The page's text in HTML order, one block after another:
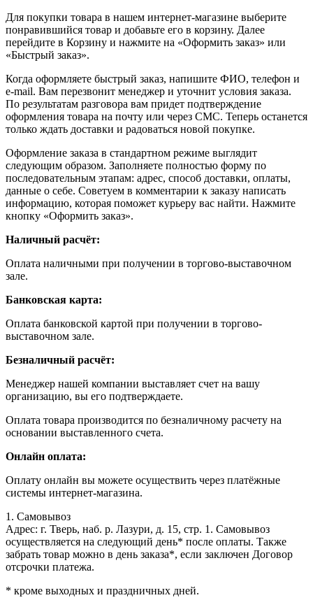
Для покупки товара в нашем интернет-магазине выберите
понравившийся товар и добавьте его в корзину. Далее
перейдите в Корзину и нажмите на «Оформить заказ» или
«Быстрый заказ».
Когда оформляете быстрый заказ, напишите ФИО, телефон и
e-mail. Вам перезвонит менеджер и уточнит условия заказа.
По результатам разговора вам придет подтверждение
оформления товара на почту или через СМС. Теперь останется
только ждать доставки и радоваться новой покупке.
Оформление заказа в стандартном режиме выглядит
следующим образом. Заполняете полностью форму по
последовательным этапам: адрес, способ доставки, оплаты,
данные о себе. Советуем в комментарии к заказу написать
информацию, которая поможет курьеру вас найти. Нажмите
кнопку «Оформить заказ».
Наличный расчёт:
Оплата наличными при получении в торгово-выставочном
зале.
Банковская карта:
Оплата банковской картой при получении в торгово-
выставочном зале.
Безналичный расчёт:
Менеджер нашей компании выставляет счет на вашу
организацию, вы его подтверждаете.
Оплата товара производится по безналичному расчету на
основании выставленного счета.
Онлайн оплата:
Оплату онлайн вы можете осуществить через платёжные
системы интернет-магазина.
1. Самовывоз
Адрес: г. Тверь, наб. р. Лазури, д. 15, стр. 1. Самовывоз
осуществляется на следующий день* после оплаты. Также
забрать товар можно в день заказа*, если заключен Договор
отсрочки платежа.
* кроме выходных и праздничных дней.